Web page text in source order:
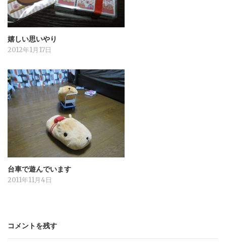
嬉しい思いやり
2012年1月17日
台車で遊んでいます
2011年11月4日
コメントを残す